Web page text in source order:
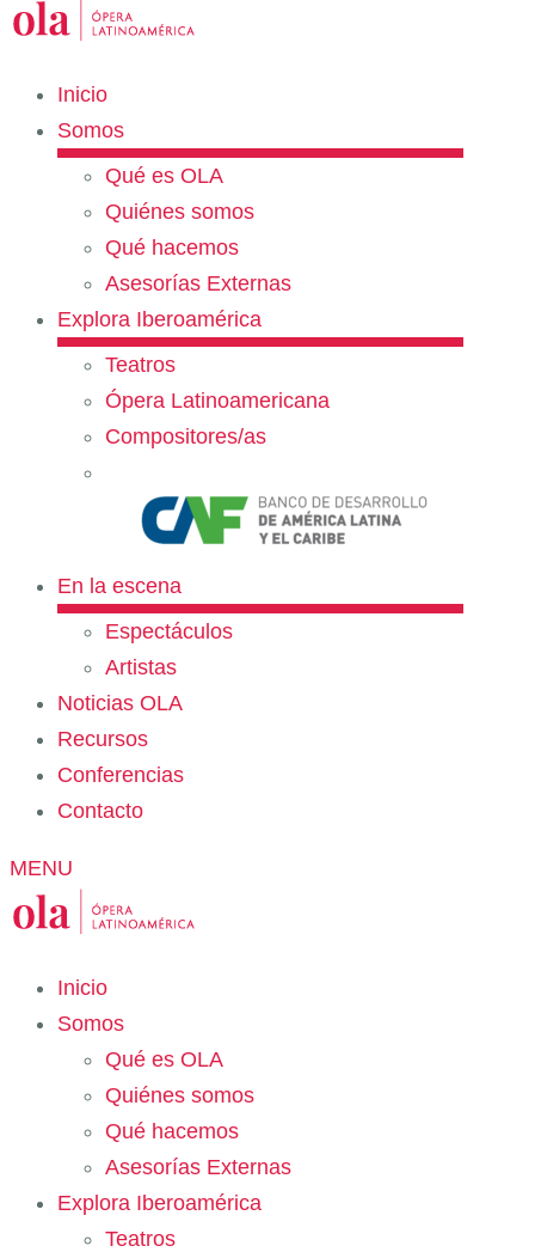
Inicio
Somos
Qué es OLA
Quiénes somos
Qué hacemos
Asesorías Externas
Explora Iberoamérica
Teatros
Ópera Latinoamericana
Compositores/as
En la escena
Espectáculos
Artistas
Noticias OLA
Recursos
Conferencias
Contacto
MENU
Inicio
Somos
Qué es OLA
Quiénes somos
Qué hacemos
Asesorías Externas
Explora Iberoamérica
Teatros